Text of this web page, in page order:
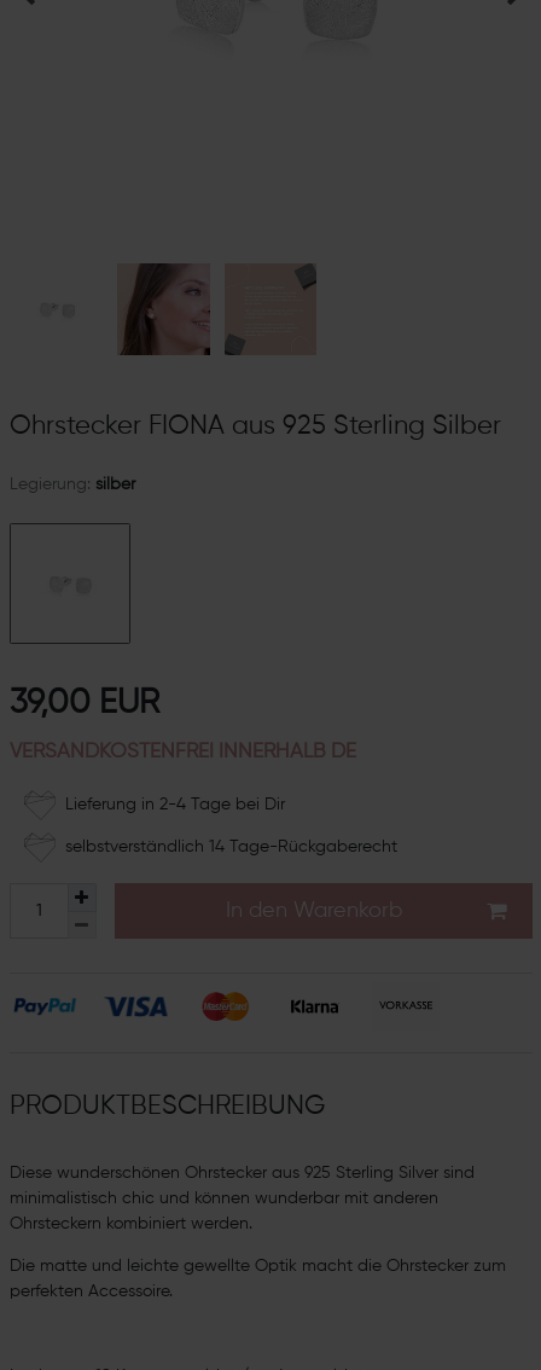
Ohrstecker FIONA aus 925 Sterling Silber
Legierung: silber
39,00 EUR
VERSANDKOSTENFREI INNERHALB DE
Lieferung in 2-4 Tage bei Dir
selbstverständlich 14 Tage-Rückgaberecht
In den Warenkorb
PRODUKTBESCHREIBUNG
Diese wunderschönen Ohrstecker aus 925 Sterling Silver sind
minimalistisch chic und können wunderbar mit anderen
Ohrsteckern kombiniert werden.
Die matte und leichte gewellte Optik macht die Ohrstecker zum
perfekten Accessoire.